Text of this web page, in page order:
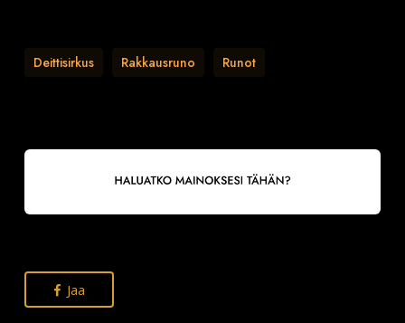
Deittisirkus Rakkausruno Runot
Jaa